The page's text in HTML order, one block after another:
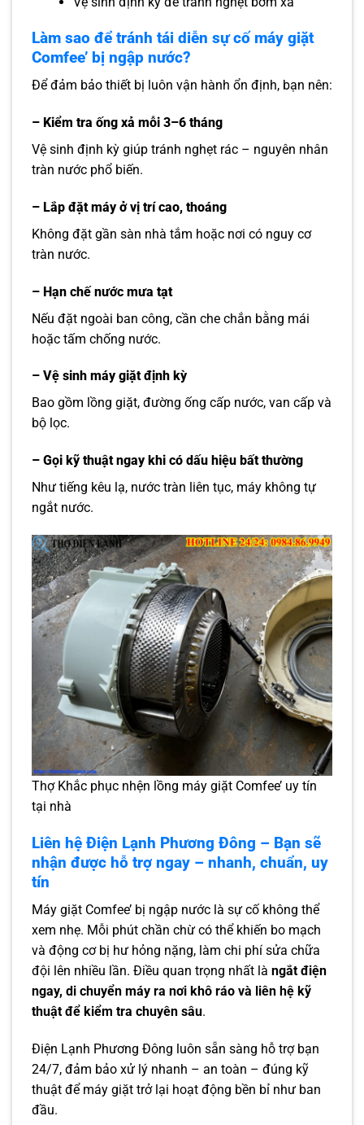
Làm sao để tránh tái diễn sự cố máy giặt
Comfee’ bị ngập nước?
Để đảm bảo thiết bị luôn vận hành ổn định, bạn nên:
– Kiểm tra ống xả mỗi 3–6 tháng
Vệ sinh định kỳ giúp tránh nghẹt rác – nguyên nhân
tràn nước phổ biến.
– Lắp đặt máy ở vị trí cao, thoáng
Không đặt gần sàn nhà tắm hoặc nơi có nguy cơ
tràn nước.
– Hạn chế nước mưa tạt
Nếu đặt ngoài ban công, cần che chắn bằng mái
hoặc tấm chống nước.
– Vệ sinh máy giặt định kỳ
Bao gồm lồng giặt, đường ống cấp nước, van cấp và
bộ lọc.
– Gọi kỹ thuật ngay khi có dấu hiệu bất thường
Như tiếng kêu lạ, nước tràn liên tục, máy không tự
ngắt nước.
Thợ Khắc phục nhện lồng máy giặt Comfee’ uy tín
tại nhà
Liên hệ Điện Lạnh Phương Đông – Bạn sẽ
nhận được hỗ trợ ngay – nhanh, chuẩn, uy
tín
Máy giặt Comfee’ bị ngập nước là sự cố không thể
xem nhẹ. Mỗi phút chần chừ có thể khiến bo mạch
và động cơ bị hư hỏng nặng, làm chi phí sửa chữa
đội lên nhiều lần. Điều quan trọng nhất là ngắt điện
ngay, di chuyển máy ra nơi khô ráo và liên hệ kỹ
thuật để kiểm tra chuyên sâu.
Điện Lạnh Phương Đông luôn sẵn sàng hỗ trợ bạn
24/7, đảm bảo xử lý nhanh – an toàn – đúng kỹ
thuật để máy giặt trở lại hoạt động bền bỉ như ban
đầu.